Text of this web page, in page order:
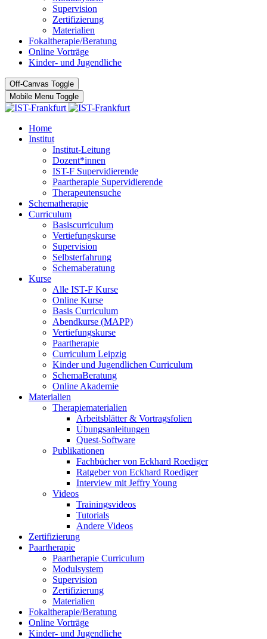
Supervision
Zertifizierung
Materialien
Fokaltherapie/Beratung
Online Vorträge
Kinder- und Jugendliche
Off-Canvas Toggle
Mobile Menu Toggle
Home
Institut
Institut-Leitung
Dozent*innen
IST-F Supervidierende
Paartherapie Supervidierende
Therapeutensuche
Schematherapie
Curriculum
Basiscurriculum
Vertiefungskurse
Supervision
Selbsterfahrung
Schemaberatung
Kurse
Alle IST-F Kurse
Online Kurse
Basis Curriculum
Abendkurse (MAPP)
Vertiefungskurse
Paartherapie
Curriculum Leipzig
Kinder und Jugendlichen Curriculum
SchemaBeratung
Online Akademie
Materialien
Therapiematerialien
Arbeitsblätter & Vortragsfolien
Übungsanleitungen
Quest-Software
Publikationen
Fachbücher von Eckhard Roediger
Ratgeber von Eckhard Roediger
Interview mit Jeffry Young
Videos
Trainingsvideos
Tutorials
Andere Videos
Zertifizierung
Paartherapie
Paartherapie Curriculum
Modulsystem
Supervision
Zertifizierung
Materialien
Fokaltherapie/Beratung
Online Vorträge
Kinder- und Jugendliche